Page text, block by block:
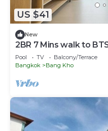
US $41
New
2BR 7 Mins walk to
Pool TV
Balcony/Terrace
Bangkok
Bang Kho